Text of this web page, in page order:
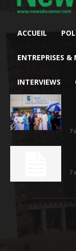
ACCUEIL
ENTREPRISES &
INTERVIEWS
7
7